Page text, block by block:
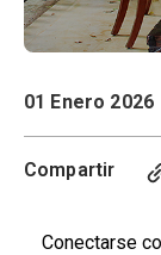
01 Enero 2026
Compartir
Conectarse